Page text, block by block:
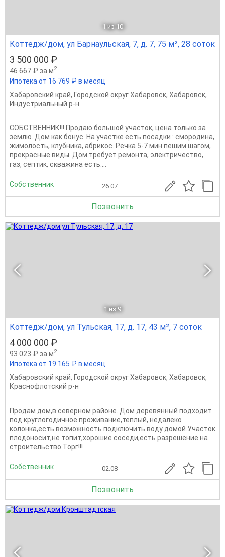
1 из 10
Коттедж/дом, ул Барнаульская, 7, д. 7, 75 м², 28 соток
3 500 000 ₽
46 667 ₽ за м2
Ипотека от 16 769 ₽ в месяц
Хабаровский край, Городской округ Хабаровск, Хабаровск,
Индустриальный р-н
СОБСТВЕННИК!!! Продаю большой участок, цена только за
землю. Дом как бонус. На участке есть посадки : смородина,
жимолость, клубника, абрикос. Речка 5-7 мин пешим шагом,
прекрасные виды. Дом требует ремонта, электричество,
газ, септик, скважина есть....
Собственник 26.07
Позвонить
1 из 9
Коттедж/дом, ул Тульская, 17, д. 17, 43 м², 7 соток
4 000 000 ₽
93 023 ₽ за м2
Ипотека от 19 165 ₽ в месяц
Хабаровский край, Городской округ Хабаровск, Хабаровск,
Краснофлотский р-н
Продам дом,в северном районе. Дом деревянный подходит
под круглогодичное проживание,теплый, недалеко
колонка,есть возможность подключить воду домой.Участок
плодоносит,не топит,хорошие соседи,есть разрешение на
строительство.Торг!!!
Собственник 02.08
Позвонить